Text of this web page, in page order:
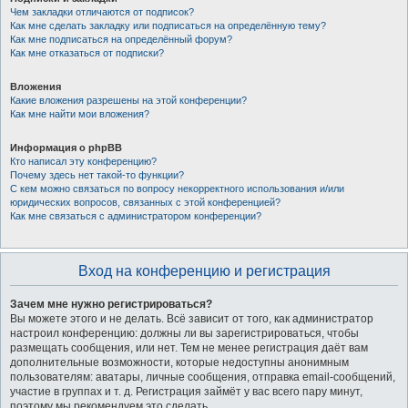
Чем закладки отличаются от подписок?
Как мне сделать закладку или подписаться на определённую тему?
Как мне подписаться на определённый форум?
Как мне отказаться от подписки?
Вложения
Какие вложения разрешены на этой конференции?
Как мне найти мои вложения?
Информация о phpBB
Кто написал эту конференцию?
Почему здесь нет такой-то функции?
С кем можно связаться по вопросу некорректного использования и/или
юридических вопросов, связанных с этой конференцией?
Как мне связаться с администратором конференции?
Вход на конференцию и регистрация
Зачем мне нужно регистрироваться?
Вы можете этого и не делать. Всё зависит от того, как администратор
настроил конференцию: должны ли вы зарегистрироваться, чтобы
размещать сообщения, или нет. Тем не менее регистрация даёт вам
дополнительные возможности, которые недоступны анонимным
пользователям: аватары, личные сообщения, отправка email-сообщений,
участие в группах и т. д. Регистрация займёт у вас всего пару минут,